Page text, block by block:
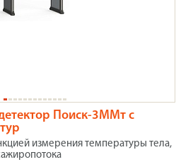
Поиск-3ММт с
измерения температуры тела,